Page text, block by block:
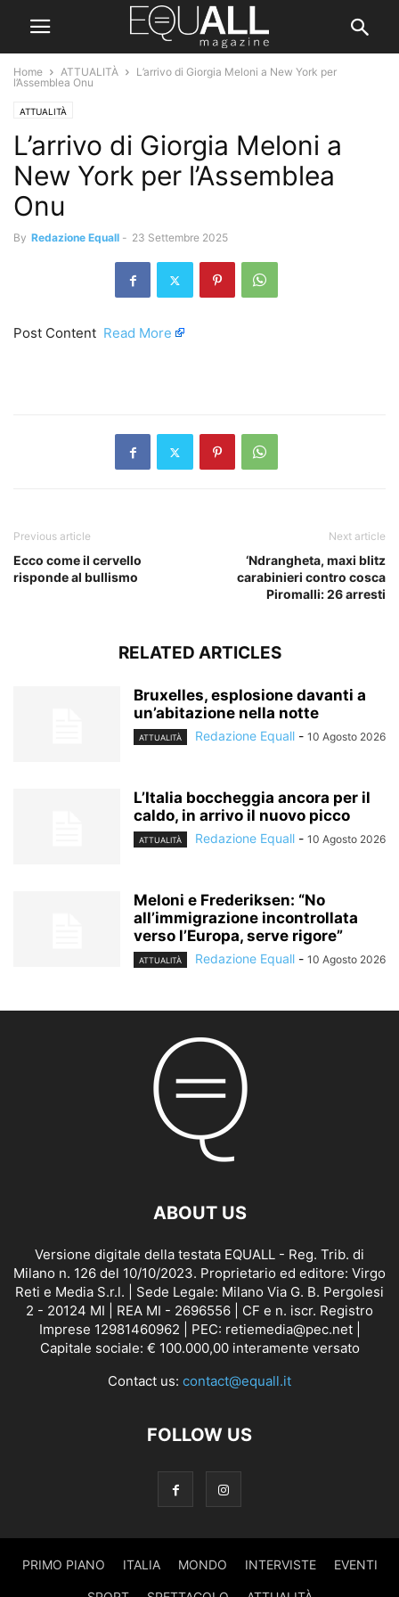
Home ATTUALITÀ
L’arrivo di Giorgia Meloni a New York per
l’Assemblea Onu
ATTUALITÀ
L’arrivo di Giorgia Meloni a
New York per l’Assemblea
Onu
By Redazione Equall - 23 Settembre 2025
Post Content ​ Read More
Previous article
Ecco come il cervello
risponde al bullismo
Next article
‘Ndrangheta, maxi blitz
carabinieri contro cosca
Piromalli: 26 arresti
RELATED ARTICLES
Bruxelles, esplosione davanti a
un’abitazione nella notte
ATTUALITÀ Redazione Equall - 10 Agosto 2026
L’Italia boccheggia ancora per il
caldo, in arrivo il nuovo picco
ATTUALITÀ Redazione Equall - 10 Agosto 2026
Meloni e Frederiksen: “No
all’immigrazione incontrollata
verso l’Europa, serve rigore”
ATTUALITÀ Redazione Equall - 10 Agosto 2026
ABOUT US
Versione digitale della testata EQUALL - Reg. Trib. di
Milano n. 126 del 10/10/2023. Proprietario ed editore: Virgo
Reti e Media S.r.l. | Sede Legale: Milano Via G. B. Pergolesi
2 - 20124 MI | REA MI - 2696556 | CF e n. iscr. Registro
Imprese 12981460962 | PEC: retiemedia@pec.net |
Capitale sociale: € 100.000,00 interamente versato
Contact us: contact@equall.it
FOLLOW US
PRIMO PIANO ITALIA MONDO INTERVISTE EVENTI